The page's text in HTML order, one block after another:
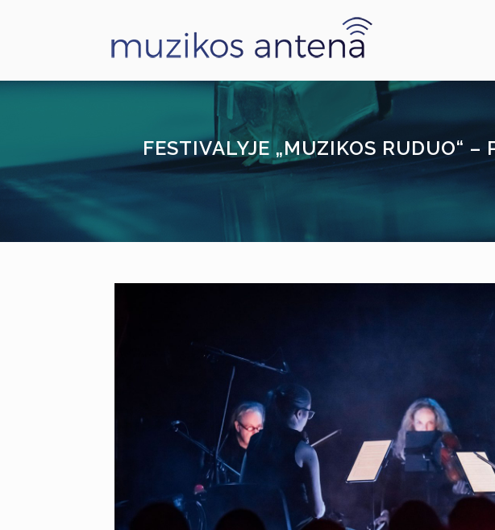
FESTIVALYJE „MUZIKOS RUDUO“